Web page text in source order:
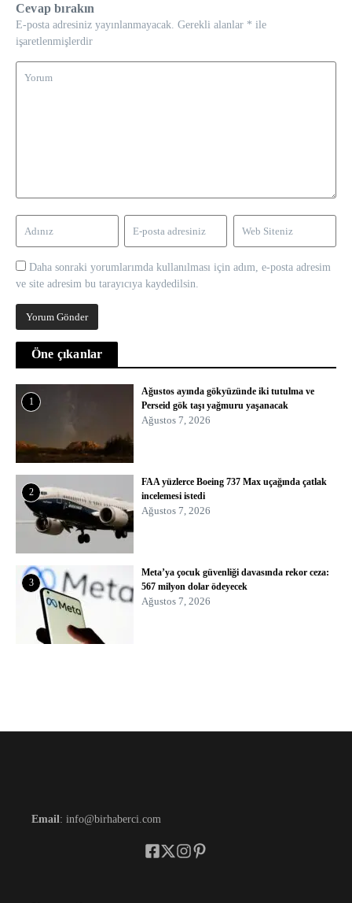
Cevap bırakın
E-posta adresiniz yayınlanmayacak. Gerekli alanlar * ile
işaretlenmişlerdir
Daha sonraki yorumlarımda kullanılması için adım, e-posta adresim
ve site adresim bu tarayıcıya kaydedilsin.
Öne çıkanlar
1
Ağustos ayında gökyüzünde iki tutulma ve
Perseid gök taşı yağmuru yaşanacak
Ağustos 7, 2026
2
FAA yüzlerce Boeing 737 Max uçağında çatlak
incelemesi istedi
Ağustos 7, 2026
3
Meta’ya çocuk güvenliği davasında rekor ceza:
567 milyon dolar ödeyecek
Ağustos 7, 2026
Email : info@birhaberci.com